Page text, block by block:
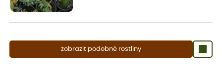
zobrazit podobné rostliny